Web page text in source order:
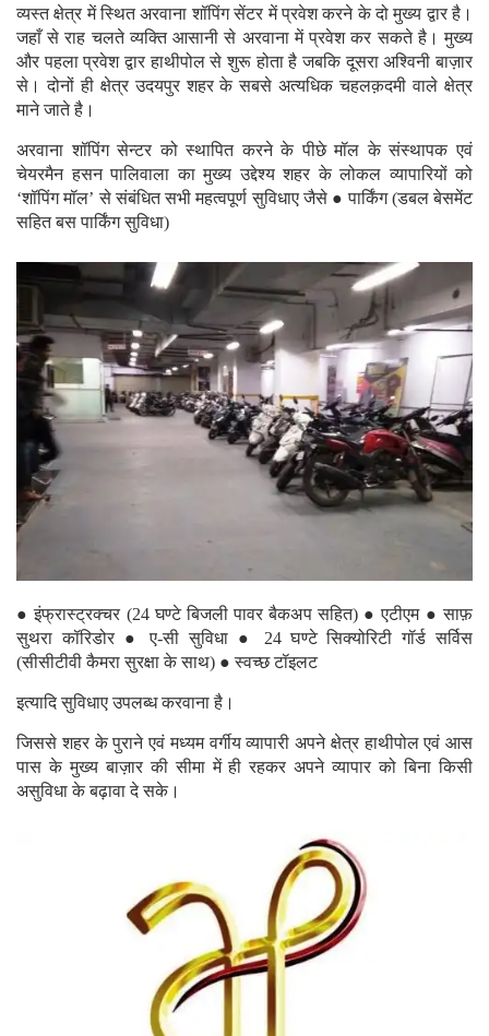
व्यस्त क्षेत्र में स्थित अरवाना शॉपिंग सेंटर में प्रवेश करने के दो मुख्य द्वार है।
जहाँ से राह चलते व्यक्ति आसानी से अरवाना में प्रवेश कर सकते है। मुख्य
और पहला प्रवेश द्वार हाथीपोल से शुरू होता है जबकि दूसरा अश्विनी बाज़ार
से। दोनों ही क्षेत्र उदयपुर शहर के सबसे अत्यधिक चहलक़दमी वाले क्षेत्र
माने जाते है।
अरवाना शॉपिंग सेन्टर को स्थापित करने के पीछे मॉल के संस्थापक एवं
चेयरमैन हसन पालिवाला का मुख्य उद्देश्य शहर के लोकल व्यापारियों को
‘शॉपिंग मॉल’ से संबंधित सभी महत्वपूर्ण सुविधाए जैसे ● पार्किंग (डबल बेसमेंट
सहित बस पार्किंग सुविधा)
● इंफ्रास्ट्रक्चर (24 घण्टे बिजली पावर बैकअप सहित) ● एटीएम ● साफ़
सुथरा कॉरिडोर ● ए-सी सुविधा ● 24 घण्टे सिक्योरिटी गॉर्ड सर्विस
(सीसीटीवी कैमरा सुरक्षा के साथ) ● स्वच्छ टॉइलट
इत्यादि सुविधाए उपलब्ध करवाना है।
जिससे शहर के पुराने एवं मध्यम वर्गीय व्यापारी अपने क्षेत्र हाथीपोल एवं आस
पास के मुख्य बाज़ार की सीमा में ही रहकर अपने व्यापार को बिना किसी
असुविधा के बढ़ावा दे सके।